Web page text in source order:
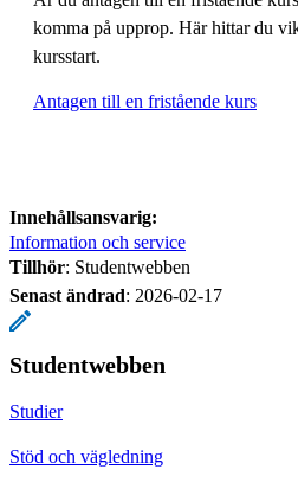
komma på upprop. Här hittar du
kursstart.
Antagen till en fristående kurs
Innehållsansvarig:
Information och service
Tillhör: Studentwebben
Senast ändrad: 2026-02-17
Studentwebben
Studier
Stöd och vägledning